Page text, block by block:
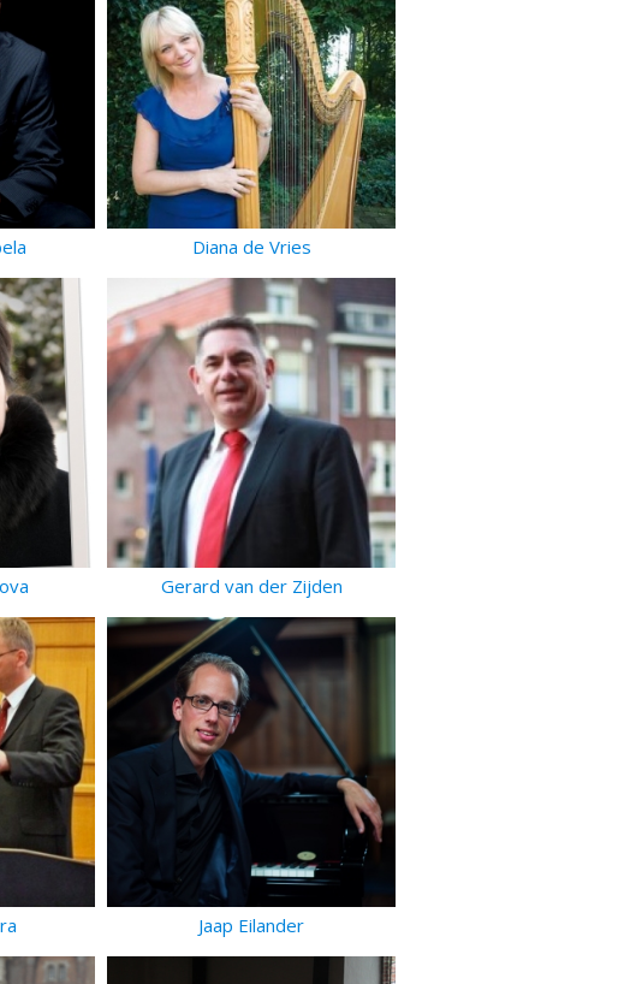
Diana de Vries
Gerard van der Zijden
Jaap Eilander